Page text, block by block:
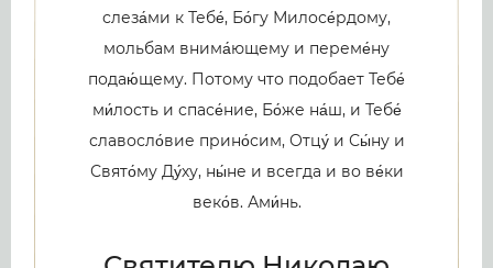
слеза́ми к Тебе́, Бо́гу Милосе́рдому,
мольбам внима́ющему и переме́ну
подаю́щему. Потому что подобает Тебе́
ми́лость и спасе́ние, Бо́же на́ш, и Тебе́
славосло́вие прино́сим, Отцу́ и Сы́ну и
Свято́му Ду́ху, ны́не и всегда и во ве́ки
веко́в. Ами́нь.